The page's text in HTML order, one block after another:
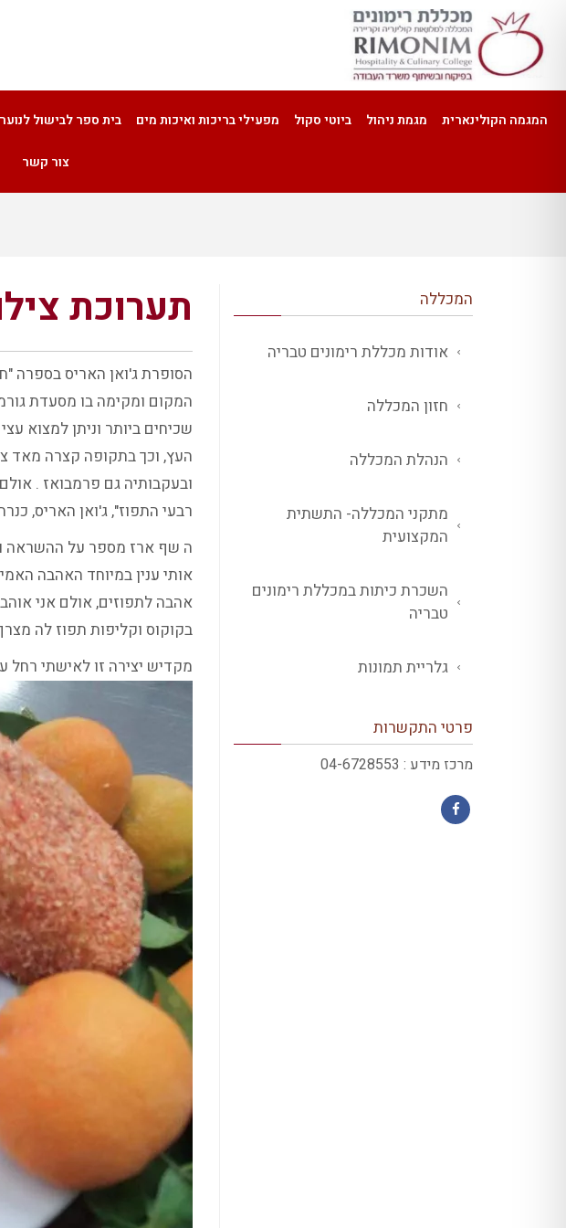
המגמה הקולינארית מגמת ניהול ביוטי סקול מפעילי בריכות ואיכות מים בית ספר לבישול לנוער
צור קשר
תערוכת
תערוכת
הסופרת ג'ואן האריס בספרה
המקום ומקימה בו מסעדת
שכיחים ביותר וניתן למצוא
העץ, וכך בתקופה קצרה מאד
ובעקבותיה גם פרמבואז .
רבעי התפוז", ג'ואן האריס,
ה שף ארז מספר על ההשראה
אותי ענין במיוחד האהבה
אהבה לתפוזים, אולם אני
בקוקוס וקליפות תפוז לה
מקדיש יצירה זו לאישתי רחל עמוס
המכללה
אודות מכללת רימונים טבריה
חזון המכללה
הנהלת המכללה
מתקני המכללה- התשתית
המקצועית
השכרת כיתות במכללת רימונים
טבריה
גלריית תמונות
פרטי התקשרות
מרכז מידע : 04-6728553